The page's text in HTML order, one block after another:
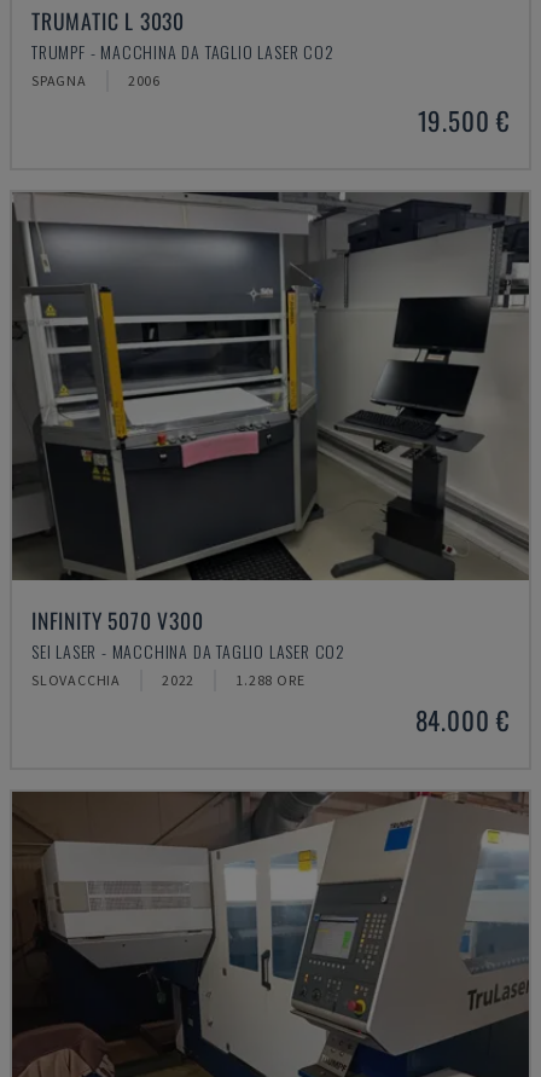
TRUMATIC L 3030
TRUMPF - MACCHINA DA TAGLIO LASER CO2
SPAGNA 2006
19.500 €
INFINITY 5070 V300
SEI LASER - MACCHINA DA TAGLIO LASER CO2
SLOVACCHIA 2022 1.288 ORE
84.000 €